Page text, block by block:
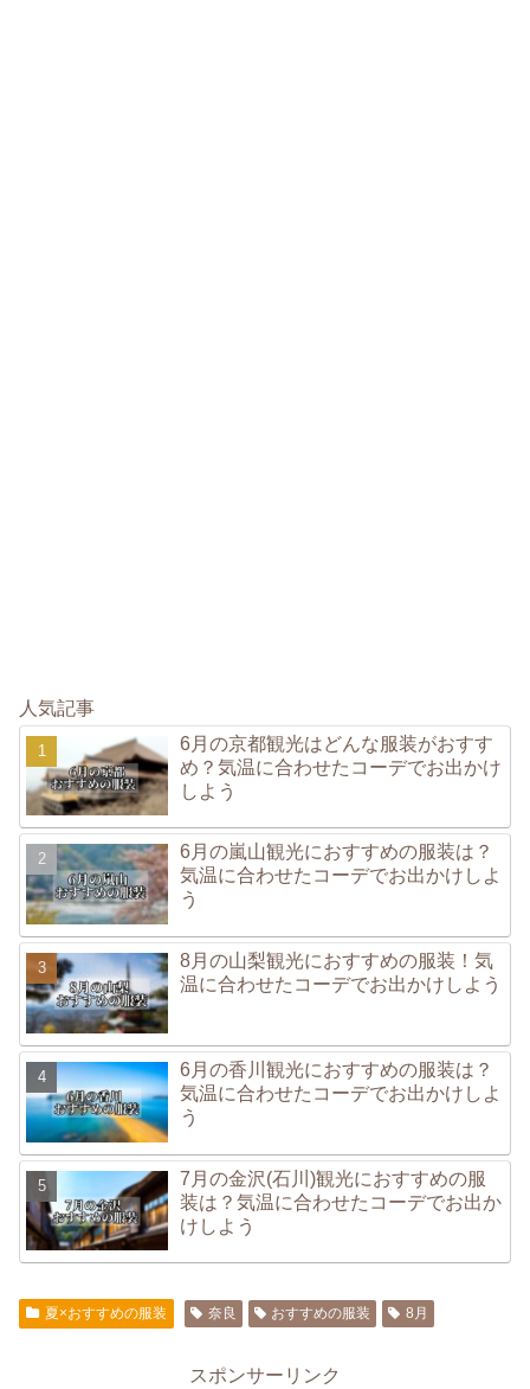
人気記事
6月の京都観光はどんな服装がおすす
め？気温に合わせたコーデでお出かけ
しよう
6月の嵐山観光におすすめの服装は？
気温に合わせたコーデでお出かけしよ
う
8月の山梨観光におすすめの服装！気
温に合わせたコーデでお出かけしよう
6月の香川観光におすすめの服装は？
気温に合わせたコーデでお出かけしよ
う
7月の金沢(石川)観光におすすめの服
装は？気温に合わせたコーデでお出か
けしよう
夏×おすすめの服装 奈良 おすすめの服装 8月
スポンサーリンク